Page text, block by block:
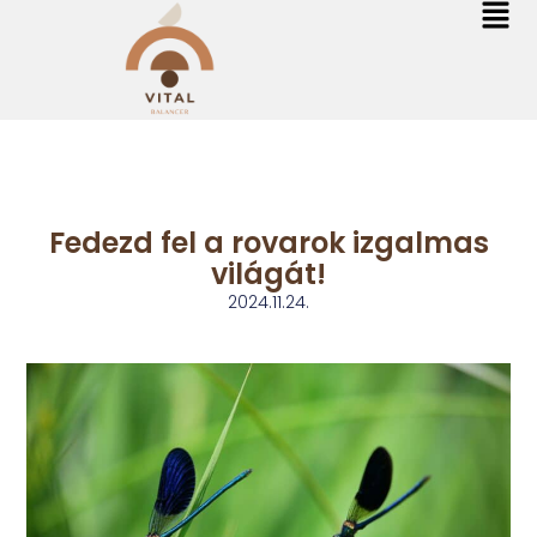
Fedezd fel a rovarok izgalmas
világát!
2024.11.24.